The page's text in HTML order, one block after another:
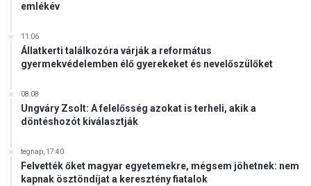
emlékév
11:06
Állatkerti találkozóra várják a református
gyermekvédelemben élő gyerekeket és nevelőszülőket
08:08
Ungváry Zsolt: A felelősség azokat is terheli, akik a
döntéshozót kiválasztják
tegnap, 17:40
Felvették őket magyar egyetemekre, mégsem jöhetnek: nem
kapnak ösztöndíjat a keresztény fiatalok